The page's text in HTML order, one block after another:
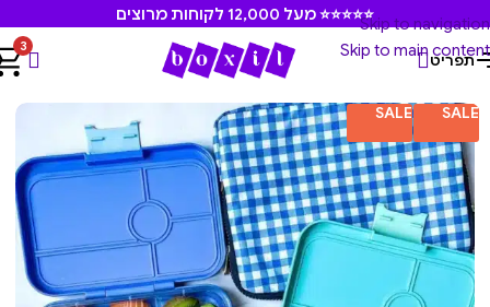
Skip to navigation
Skip to main content
⭐⭐⭐⭐⭐ מעל 12,000 לקוחות מרוצים
תפריט
3
עמוד הבית קופסאות אוכל/קופסאות אוכל לילדים. גן ובית ספר
SALE
SALE